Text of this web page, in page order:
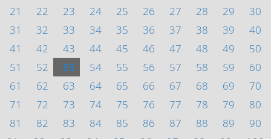
21
22 23 24 25 26 27 28 29
30
31
32 33 34 35 36 37 38 39
40
41
42 43 44 45 46 47 48 49
50
51
52 53 54 55 56 57 58 59
60
61
62 63 64 65 66 67 68 69
70
71
72 73 74 75 76 77 78 79
80
81
82 83 84 85 86 87 88 89
90